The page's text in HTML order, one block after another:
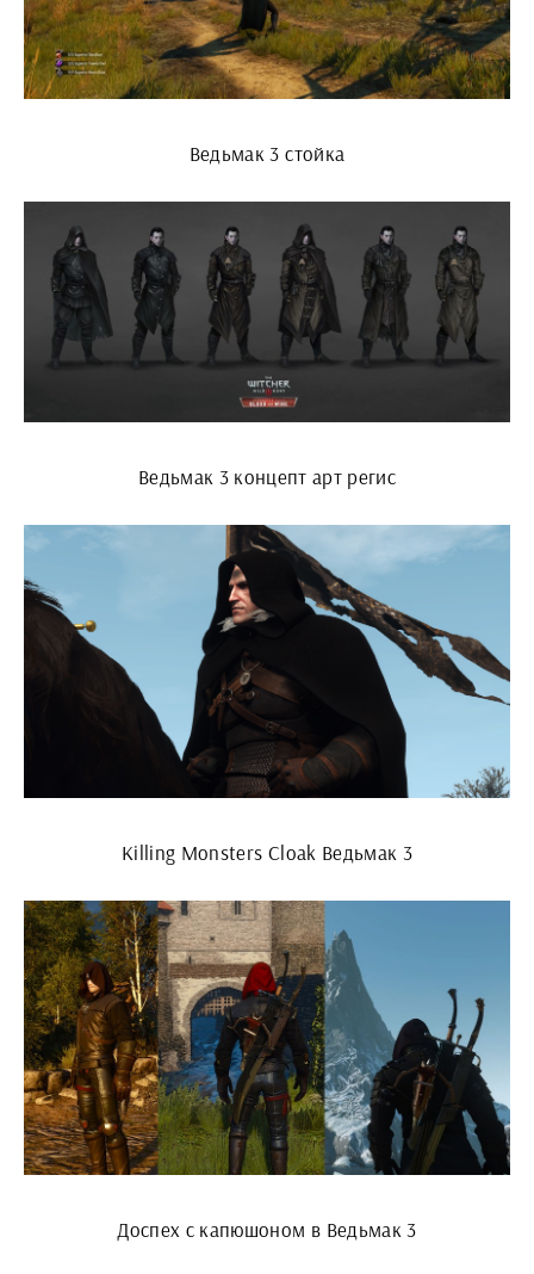
Ведьмак 3 стойка
Ведьмак 3 концепт арт регис
Killing Monsters Cloak Ведьмак 3
Доспех с капюшоном в Ведьмак 3